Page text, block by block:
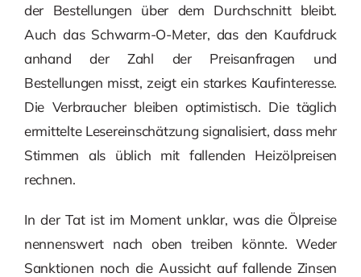
der Bestellungen über dem Durchschnitt bleibt.
Auch das Schwarm-O-Meter, das den Kaufdruck
anhand der Zahl der Preisanfragen und
Bestellungen misst, zeigt ein starkes Kaufinteresse.
Die Verbraucher bleiben optimistisch. Die täglich
ermittelte Lesereinschätzung signalisiert, dass mehr
Stimmen als üblich mit fallenden Heizölpreisen
rechnen.
In der Tat ist im Moment unklar, was die Ölpreise
nennenswert nach oben treiben könnte. Weder
Sanktionen noch die Aussicht auf fallende Zinsen